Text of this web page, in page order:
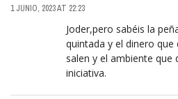
1 JUNIO, 2023 AT 22:23
Joder,pero sabéis la
quintada y el dinero
salen y el ambiente que
iniciativa.